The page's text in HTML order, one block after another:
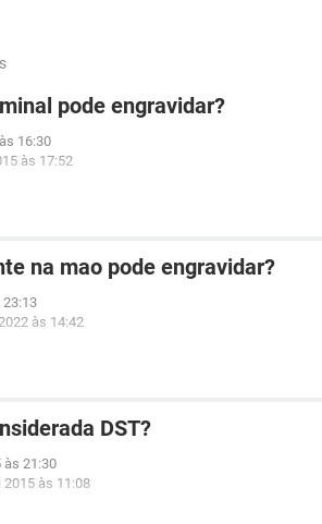
pode engravidar?
16:30
às 17:52
na mao pode engravidar?
23:13
às 14:42
DST?
às 21:30
2015 às 11:08